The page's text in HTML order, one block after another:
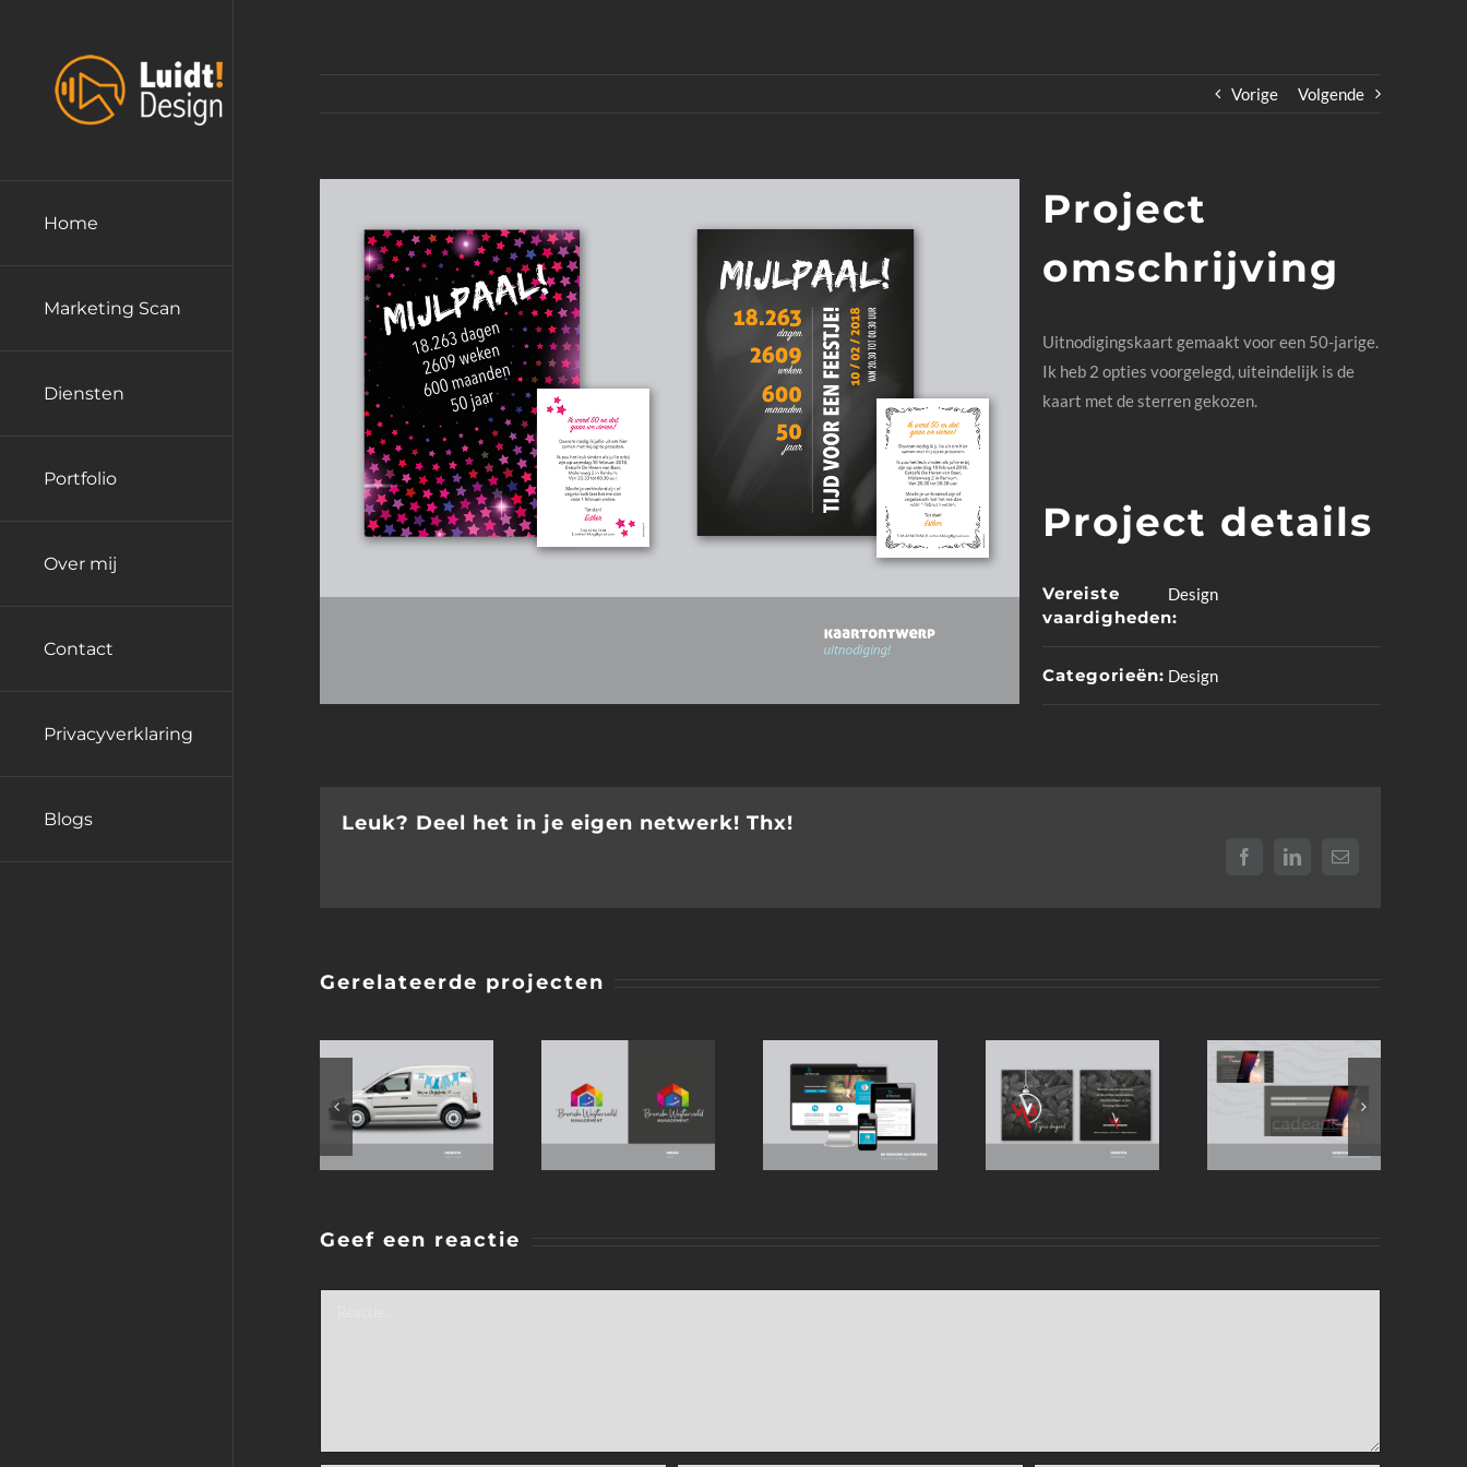
Home
Marketing Scan
Diensten
Portfolio
Over mij
Contact
Privacyverklaring
Blogs
Vorige Volgende
Project
omschrijving
Uitnodigingskaart gemaakt voor een 50-jarige.
Ik heb 2 opties voorgelegd, uiteindelijk is de
kaart met de sterren gekozen.
Project details
Vereiste
vaardigheden:
Design
Categorieën: Design
Leuk? Deel het in je eigen netwerk! Thx!
FacebookLinkedIn
E-
Gerelateerde projecten
Geef een reactie